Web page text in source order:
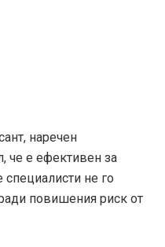
наречен
че е ефективен за
не го
повишения риск от